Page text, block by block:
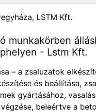
LSTM Kft.
munkakörben
- Lstm Kft.
– a zsaluzatok
és beállítása,
gyártásához,
beleértve a